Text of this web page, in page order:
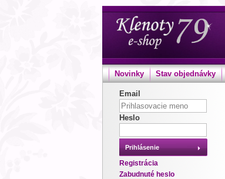
Novinky Stav objednávky
Email
Heslo
Prihlásenie
Registrácia
Zabudnuté heslo